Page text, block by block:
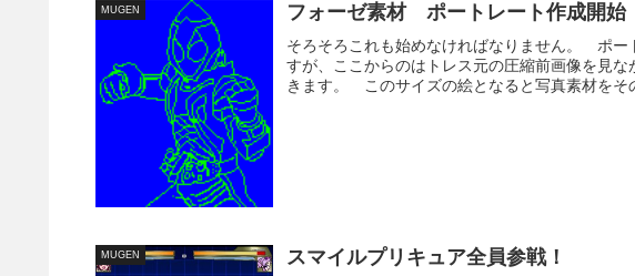
MUGEN フォーゼ素材 ポートレート作成開始
そろそろこれも始めなければなりません。 ポ
すが、ここからのはトレス元の圧縮前画像を見
きます。 このサイズの絵となると写真素材をそ
MUGEN スマイルプリキュア全員参戦！